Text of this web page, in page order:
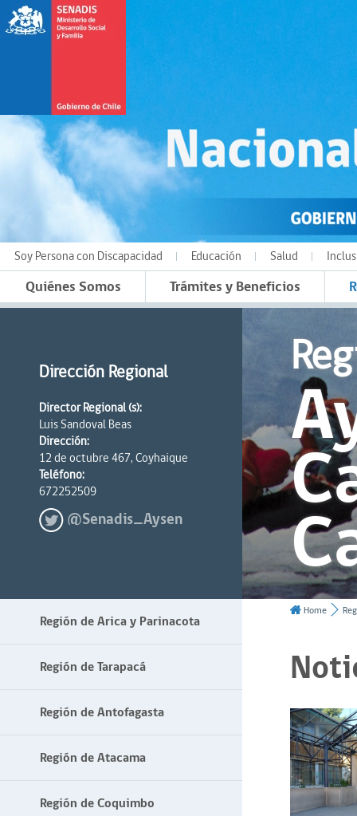
Soy Persona con Discapacidad Educación Salud
Quiénes Somos Trámites y Beneficios
Dirección Regional
Director Regional (s):
Luis Sandoval Beas
Dirección:
12 de octubre 467, Coyhaique
Teléfono:
672252509
@Senadis_Aysen
Región de Arica y Parinacota
Región de Tarapacá
Región de Antofagasta
Región de Atacama
Región de Coquimbo
Home